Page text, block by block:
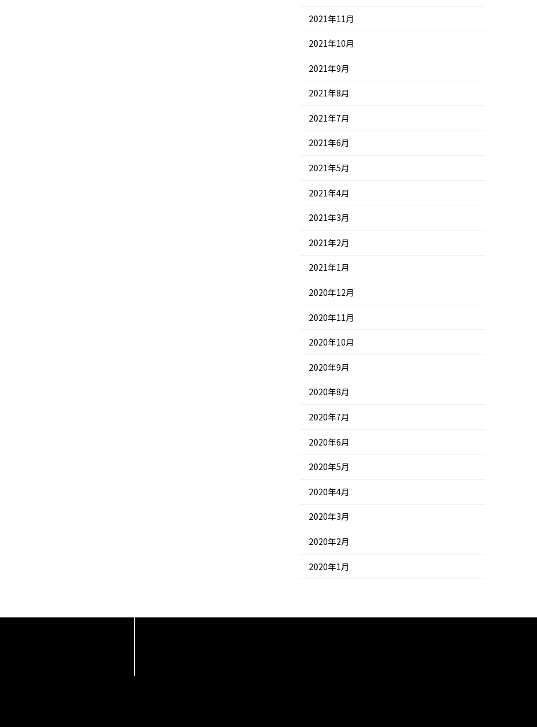
2021年11月
2021年10月
2021年9月
2021年8月
2021年7月
2021年6月
2021年5月
2021年4月
2021年3月
2021年2月
2021年1月
2020年12月
2020年11月
2020年10月
2020年9月
2020年8月
2020年7月
2020年6月
2020年5月
2020年4月
2020年3月
2020年2月
2020年1月